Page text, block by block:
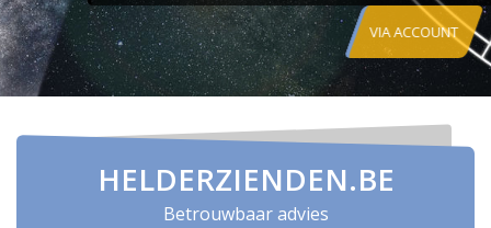
HELDERZIENDEN.BE
Betrouwbaar advies